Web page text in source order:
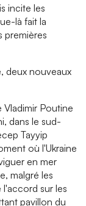
incite les
là fait la
premières
deux nouveaux
Vladimir Poutine
dans le sud-
Tayyip
où l'Ukraine
en mer
malgré les
l'accord sur les
pavillon du